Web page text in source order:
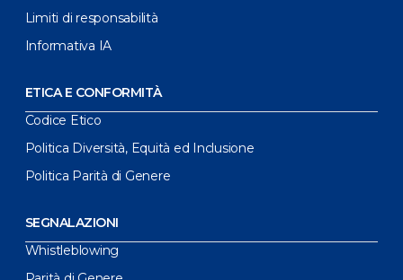
Limiti di responsabilità
Informativa IA
ETICA E CONFORMITÀ
Codice Etico
Politica Diversità, Equità ed Inclusione
Politica Parità di Genere
SEGNALAZIONI
Whistleblowing